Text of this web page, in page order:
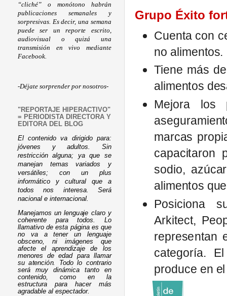
Grupo Éxito
Cuenta con
no alimentos.
Tiene más
alimentos
Mejora los
marcas
capacitaron
sodio,
alimentos
Posiciona
Arkitect,
representan
categoría.
produce en
“cliché” o monótono habrán
publicaciones semanales y
sorpresivas. Es decir, una semana
puede ser un reporte escrito,
audiovisual o quizá una
transmisión en vivo mediante
Facebook.
-Déjate sorprender por nosotros-
"REPORTAJE HIPERACTIVO"
= PERIODISTA DIRECTORA Y
EDITORA DEL BLOG
El contenido va dirigido para:
jóvenes y adultos. Sin
restricción alguna; ya que se
manejan temas variados y
versátiles; con un plus
informático y cultural que a
todos nos interesa. Será
nacional e internacional.
Manejamos un lenguaje claro y
coherente para todos. Lo
llamativo de esta página es que
no va a tener un lenguaje
obsceno, ni imágenes que
afecte el aprendizaje de los
menores de edad para llamar
su atención. Todo lo contrario
será muy dinámica tanto en
contenido, como en la
estructura para hacer más
agradable al espectador.